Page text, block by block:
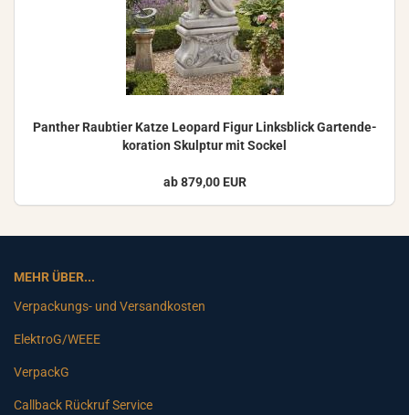
Pan­ther Raub­tier Katze Leo­pard Figur Links­blick Gar­ten­de­
ko­ra­ti­on Skulp­tur mit So­ckel
ab 879,00 EUR
MEHR ÜBER...
Verpackungs- und Versandkosten
ElektroG/WEEE
VerpackG
Callback Rückruf Service